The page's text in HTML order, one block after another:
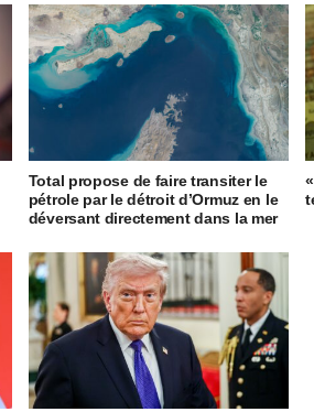
Total propose de faire transiter le
pétrole par le détroit d’Ormuz en le
déversant directement dans la mer